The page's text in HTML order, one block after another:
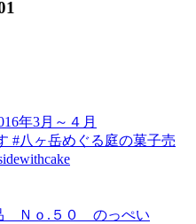
年3月～４月
#八ヶ岳めぐる庭の菓子売
Ｎｏ.５０ のっぺい